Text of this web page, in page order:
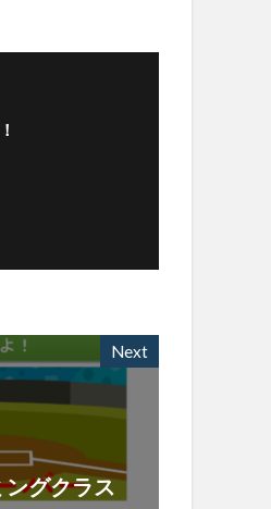
Next
グクラス